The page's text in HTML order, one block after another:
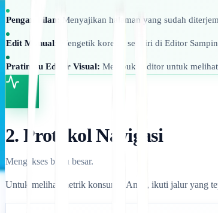
Pengambilan: Menyajikan halaman yang sudah
Edit Manual: Mengetik koreksi sendiri di Editor
Pratinjau Editor Visual: Membuka editor untuk
2. Protokol Navigasi
Mengakses buku besar.
Untuk melihat metrik konsumsi Anda, ikuti jalur yang